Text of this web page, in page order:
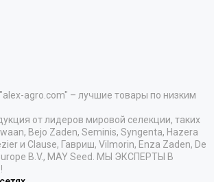
agro.com" – лучшие товары по низким
от лидеров мировой селекции, таких
Bejo Zaden, Seminis, Syngenta, Hazera
и Clause, Гавриш, Vilmorin, Enza Zaden, De
B.V., MAY Seed. МЫ ЭКСПЕРТЫ В